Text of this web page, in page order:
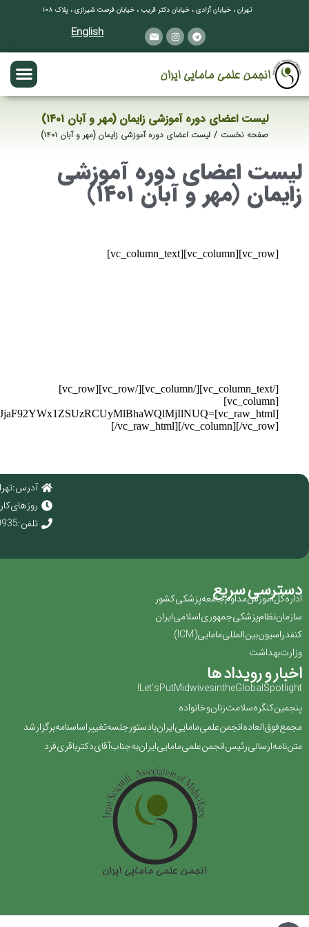
تهران ، خیابان آزادی ، خیابان دکتر قریب ، خیابان فرصت شیرازی ، پلاک ۱۰۸
English
لیست اعضای دوره آموزشی زایمان (مهر و آبان ۱۴۰۱)
مکان شما:صفحه نخست لیست اعضای دوره آموزشی زایمان (مهر و آبان ۱۴۰۱)
لیست اعضای دوره آموزشی
زایمان (مهر و آبان ۱۴۰۱)
[vc_row][vc_column][vc_column_text]
[/vc_column_text][/vc_column][/vc_row][vc_row]
[vc_column]
[/vc_raw_html][/vc_column][/vc_row]
آدرس :
روز های کاری
تلفن : 02166920935
دسترسی سریع
اداره کل آموزش مداوم جامعه پزشکی کشور
سازمان نظام پزشکی جمهوری اسلامی ایران ‏
کنفدراسیون بین المللی مامایی(‏ICM‏)‏
وزارت بهداشت
اخبار و رویداد ها
Let’s Put Midwives in the Global Spotlight!
پنجمین کنگره سلامت زنان و خانواده
مجمع فوق العاده انجمن علمی مامایی ایران با دستور جلسه تغییر اساسنامه برگزار شد
متن نامه ارسالی رئیس انجمن علمی مامایی ایران به جناب آقای دکتر باقری فرد